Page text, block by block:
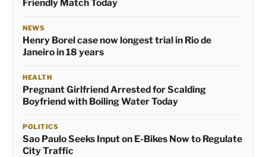
Friendly Match Today
NEWS
Henry Borel case now longest trial in Rio de
Janeiro in 18 years
HEALTH
Pregnant Girlfriend Arrested for Scalding
Boyfriend with Boiling Water Today
POLITICS
Sao Paulo Seeks Input on E-Bikes Now to Regulate
City Traffic